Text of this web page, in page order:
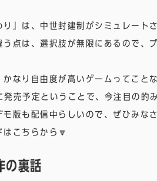
』は、中世封建制がシミュレート
点は、選択肢が無限にあるので、
なり自由度が高いゲームってこと
売予定ということで、今注目の的
版も配信中らしいので、ぜひみな
こちらから🔽
の裏話